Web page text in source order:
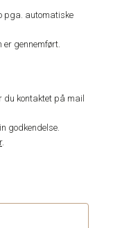
pga. automatiske
er gennemført.
du kontaktet på mail
godkendelse.
.